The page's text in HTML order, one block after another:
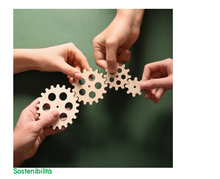
Grandi temi
Articoli
Opinioni
Il Numero
Interviste
Comunicati stampa
Video
Podcast
Studi e ricerche
Tutti gli studi e le ricerche
Sostenibilità